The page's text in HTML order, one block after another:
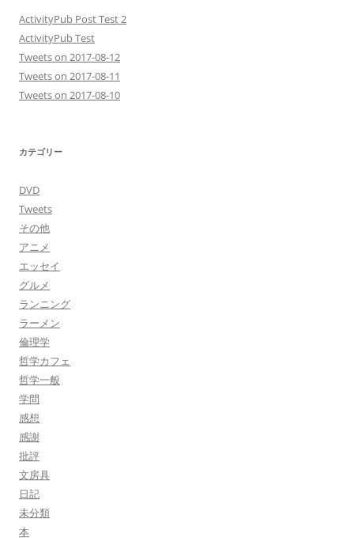
ActivityPub Post Test 2
ActivityPub Test
Tweets on 2017-08-12
Tweets on 2017-08-11
Tweets on 2017-08-10
カテゴリー
DVD
Tweets
その他
アニメ
エッセイ
グルメ
ランニング
ラーメン
倫理学
哲学カフェ
哲学一般
学問
感想
感謝
批評
文房具
日記
未分類
本